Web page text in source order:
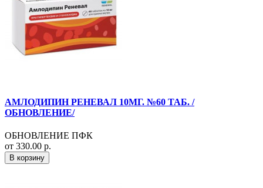
АМЛОДИПИН РЕНЕВАЛ 10МГ. №60 ТАБ. /
ОБНОВЛЕНИЕ/
ОБНОВЛЕНИЕ ПФК
от 330.00 р.
В корзину